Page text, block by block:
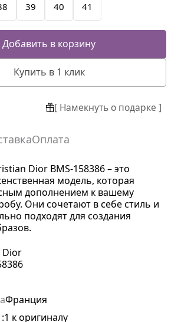
39 40 41
Добавить в корзину
Купить в 1 клик
[ Намекнуть о подарке ]
Оплата
Dior BMS-158386 – это
модель, которая
дополнением к вашему
Они сочетают в себе стиль и
подходят для создания
Dior
Франция
к оригиналу